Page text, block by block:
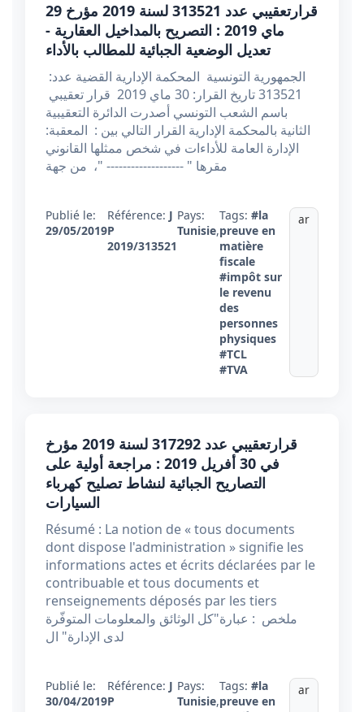
قرارتعقيبي عدد 313521 لسنة 2019 مؤرخ 29
ماي 2019 : التصريح بالمداخيل العقارية -
تعديل الوضعية الجبائية للمطالب بالأداء
313521 تاريخ القرار: 30 ماي 2019 قرار تعقيبي
باسم الشعب التونسي أصدرت الدائرة التعقيبية
الثانية بالمحكمة الإدارية القرار التالي بين : المعقبة:
الإدارة العامة للأداءات في شخص ممثلها القانوني
Publié le:
29/05/2019
Référence: J
P
2019/313521
Pays:
Tunisie,
Tags: #la
preuve en
matière
fiscale
#impôt sur
le revenu
des
personnes
physiques
#TCL
#TVA
ar
قرارتعقيبي عدد 317292 لسنة 2019 مؤرخ
في 30 أفريل 2019 : مراجعة أولية على
التصاريح الجبائية لنشاط تصليح كهرباء
السيارات
Résumé : La notion de « tous documents
dont dispose l'administration » signifie les
informations actes et écrits déclarées par le
contribuable et tous documents et
renseignements déposés par les tiers
ملخص : عبارة"كل الوثائق والمعلومات المتوفّرة
لدى الإدارة" ال
Publié le:
30/04/2019
Référence: J
P
Pays:
Tunisie,
Tags: #la
preuve en
ar